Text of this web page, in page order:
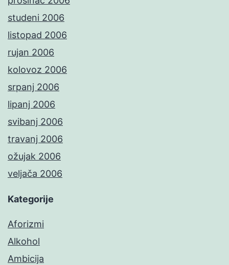
studeni 2006
listopad 2006
rujan 2006
kolovoz 2006
srpanj 2006
lipanj 2006
svibanj 2006
travanj 2006
ožujak 2006
veljača 2006
Kategorije
Aforizmi
Alkohol
Ambicija